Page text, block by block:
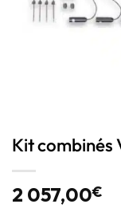
Kit combinés
2 057,00€